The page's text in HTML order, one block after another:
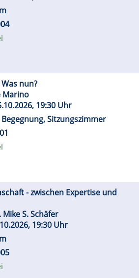
nun?
Marino
19:30 Uhr
Sitzungszimmer
- zwischen Expertise und
S. Schäfer
19:30 Uhr